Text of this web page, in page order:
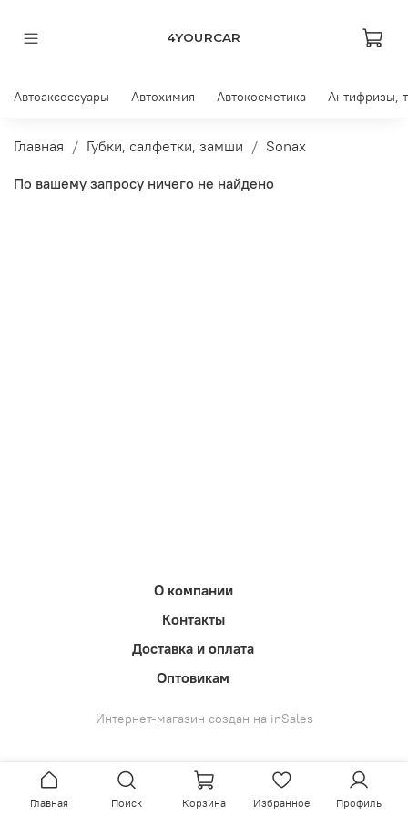
4YOURCAR
Автоаксессуары Автохимия Автокосметика Антифризы,
Главная Губки, салфетки, замши Sonax
По вашему запросу ничего не найдено
О компании
Контакты
Доставка и оплата
Оптовикам
Интернет-магазин создан на inSales
Главная Поиск Корзина Избранное Профиль